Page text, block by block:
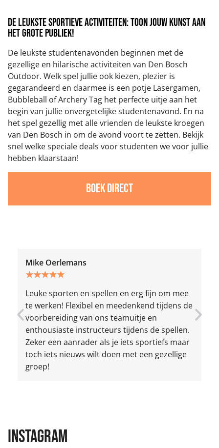
de leukste sportieve activiteiten: toon jouw kunst aan
het grote publiek!
De leukste studentenavonden beginnen met de
gezellige en hilarische activiteiten van Den Bosch
Outdoor. Welk spel jullie ook kiezen, plezier is
gegarandeerd en daarmee is een potje Lasergamen,
Bubbleball of Archery Tag het perfecte uitje aan het
begin van jullie onvergetelijke studentenavond. En na
het spel gezellig met alle vrienden de leukste kroegen
van Den Bosch in om de avond voort te zetten. Bekijk
snel welke speciale deals voor studenten we voor jullie
hebben klaarstaan!
Boek direct
Mike Oerlemans
★★★★★
Leuke sporten en spellen en erg fijn om mee
te werken! Flexibel en meedenkend tijdens de
voorbereiding van ons teamuitje en
enthousiaste instructeurs tijdens de spellen.
Zeker een aanrader als je iets sportiefs maar
toch iets nieuws wilt doen met een gezellige
groep!
Instagram